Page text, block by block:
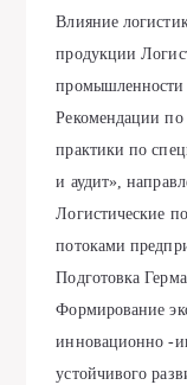
Влияние
продукции
промышленности
Рекомендации
практики по
и аудит»,
Логистические
потоками
Подготовка
Формирование
инновационно -
устойчивого